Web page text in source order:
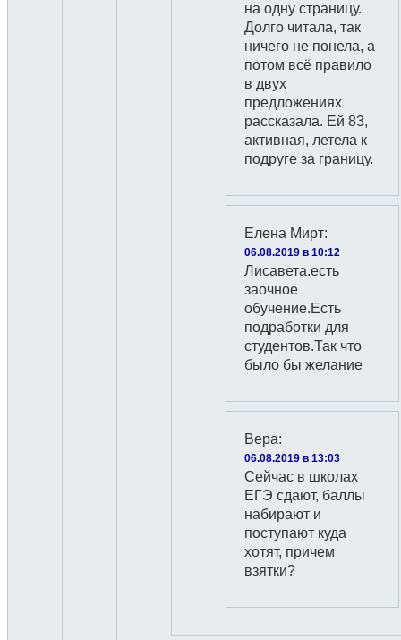
на одну страницу.
Долго читала, так
ничего не понела, а
потом всё правило
в двух
предложениях
рассказала. Ей 83,
активная, летела к
подруге за границу.
Елена Мирт:
06.08.2019 в 10:12
Лисавета.есть
заочное
обучение.Есть
подработки для
студентов.Так что
было бы желание
Вера:
06.08.2019 в 13:03
Сейчас в школах
ЕГЭ сдают, баллы
набирают и
поступают куда
хотят, причем
взятки?